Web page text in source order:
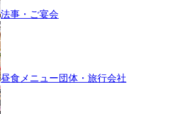
法事・ご宴会
昼食メニュー団体・旅行会社